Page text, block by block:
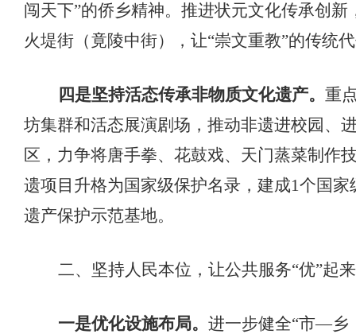
闯天下”的侨乡精神。推进状元文化传承创新
火堤街（竟陵中街），让“崇文重教”的传统
四是坚持活态传承非物质文化遗产。 重
坊集群和活态展演剧场，推动非遗进校园、
区，力争将唐手拳、花鼓戏、天门蒸菜制作
遗项目升格为国家级保护名录，建成1个国家
遗产保护示范基地。
二、 坚持人民本位，让公共服务“优”起来
一是优化设施布局。 进一步健全“市—乡